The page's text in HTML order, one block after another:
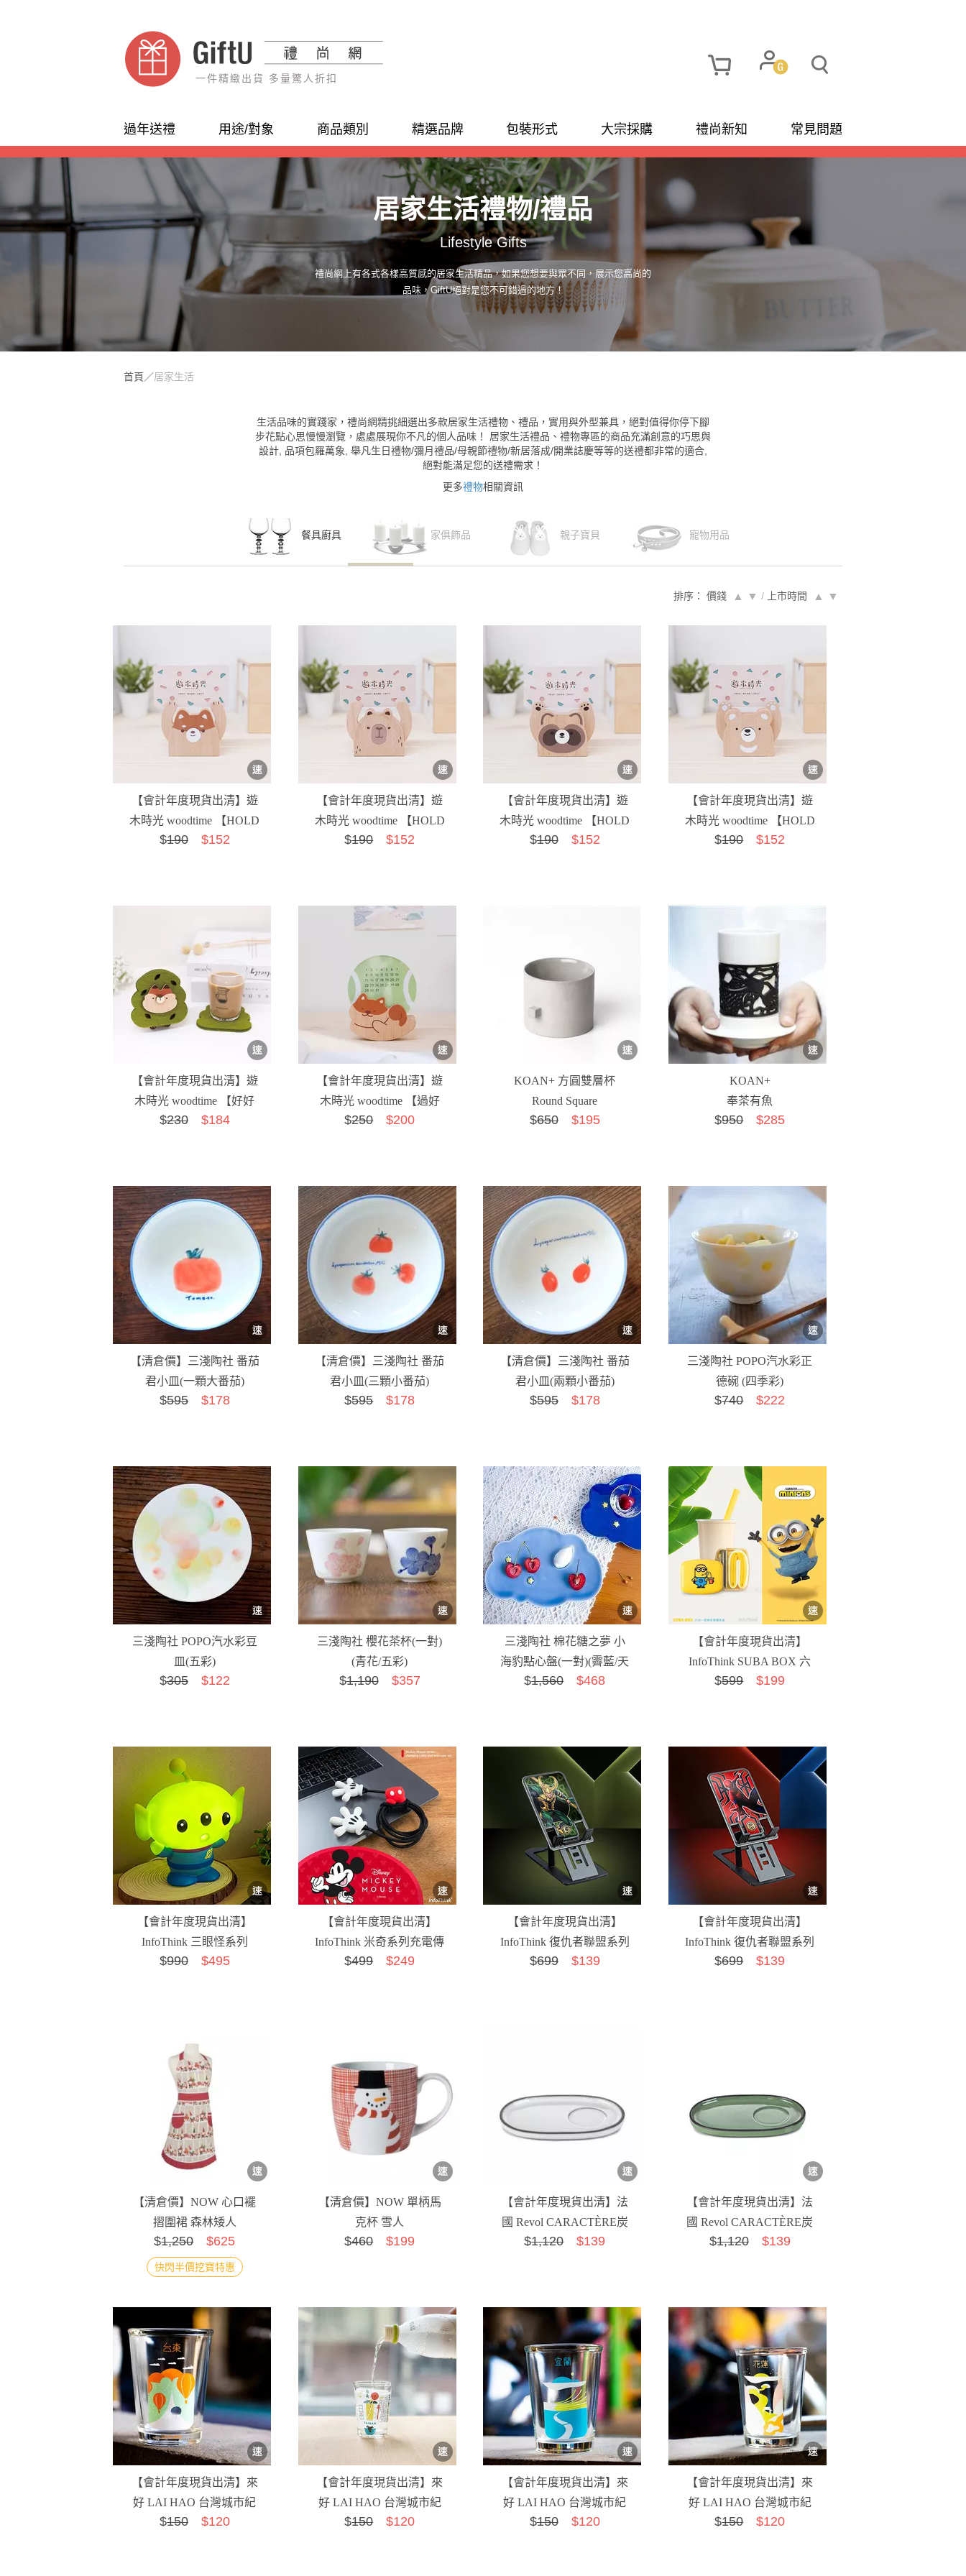
一件精緻出貨 多量驚人折扣
過年送禮 用途/對象 商品類別 精選品牌 包裝形式 大宗採購 禮尚新知 常見問題
居家生活禮物/禮品
Lifestyle Gifts
禮尚網上有各式各樣高質感的居家生活精品，如果您想要與眾不同，展示您高尚的
品味，GiftU絕對是您不可錯過的地方！
首頁 ／居家生活
生活品味的實踐家，禮尚網精挑細選出多款居家生活禮物、禮品，實用與外型兼具，絕對值得你停下腳
步花點心思慢慢瀏覽，處處展現你不凡的個人品味！ 居家生活禮品、禮物專區的商品充滿創意的巧思與
設計, 品項包羅萬象, 舉凡生日禮物/彌月禮品/母親節禮物/新居落成/開業誌慶等等的送禮都非常的適合,
絕對能滿足您的送禮需求！
更多禮物相關資訊
餐具廚具 家俱飾品 親子寶貝 寵物用品
排序： 價錢 ▲ ▼ / 上市時間 ▲ ▼
【會計年度現貨出清】遊
木時光 woodtime 【HOLD
運名片座-旺來狗】...
$190$152
【會計年度現貨出清】遊
木時光 woodtime 【HOLD
運名片座-桔利水豚...
$190$152
【會計年度現貨出清】遊
木時光 woodtime 【HOLD
運名片座-惜浣熊】...
$190$152
【會計年度現貨出清】遊
木時光 woodtime 【HOLD
運名片座-熊好運】...
$190$152
【會計年度現貨出清】遊
木時光 woodtime 【好好
吸杯墊-狐狸】磁吸收納...
$230$184
【會計年度現貨出清】遊
木時光 woodtime 【過好
日萬年曆-跑跑柴犬】無...
$250$200
KOAN+ 方圓雙層杯
Round Square
$650$195
KOAN+
奉茶有魚
$950$285
【清倉價】三淺陶社 番茄
君小皿(一顆大番茄)
$595$178
【清倉價】三淺陶社 番茄
君小皿(三顆小番茄)
$595$178
【清倉價】三淺陶社 番茄
君小皿(兩顆小番茄)
$595$178
三淺陶社 POPO汽水彩正
德碗 (四季彩)
$740$222
三淺陶社 POPO汽水彩豆
皿(五彩)
$305$122
三淺陶社 櫻花茶杯(一對)
(青花/五彩)
$1,190$357
三淺陶社 棉花糖之夢 小
海豹點心盤(一對)(霽藍/天
青)
$1,560$468
【會計年度現貨出清】
InfoThink SUBA BOX 六
合一環保吸管隨身...
$599$199
【會計年度現貨出清】
InfoThink 三眼怪系列
USB造型拍拍燈
$990$495
【會計年度現貨出清】
InfoThink 米奇系列充電傳
輸線收納組
$499$249
【會計年度現貨出清】
InfoThink 復仇者聯盟系列
超薄合金手機支架-洛基
$699$139
【會計年度現貨出清】
InfoThink 復仇者聯盟系列
超薄合金手機支架-蜘蛛...
$699$139
【清倉價】NOW 心口襬
摺圍裙 森林矮人
$1,250$625
快閃半價挖寶特惠
【清倉價】NOW 單柄馬
克杯 雪人
$460$199
【會計年度現貨出清】法
國 Revol CARACTÈRE炭
色系列咖啡杯底盤-...
$1,120$139
【會計年度現貨出清】法
國 Revol CARACTÈRE炭
色系列咖啡杯底盤-...
$1,120$139
【會計年度現貨出清】來
好 LAI HAO 台灣城市紀
念杯-台東
$150$120
【會計年度現貨出清】來
好 LAI HAO 台灣城市紀
念杯-台南
$150$120
【會計年度現貨出清】來
好 LAI HAO 台灣城市紀
念杯-宜蘭
$150$120
【會計年度現貨出清】來
好 LAI HAO 台灣城市紀
念杯-花蓮
$150$120